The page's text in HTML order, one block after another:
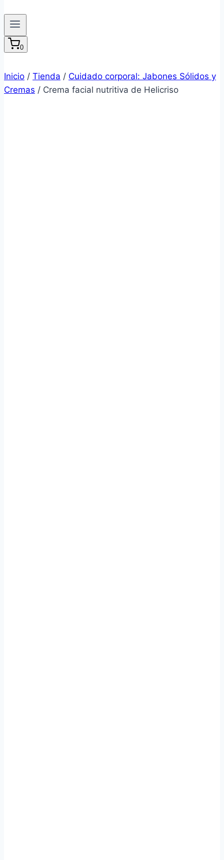
0
Inicio / Tienda / Cuidado corporal: Jabones Sólidos y
Cremas / Crema facial nutritiva de Helicriso